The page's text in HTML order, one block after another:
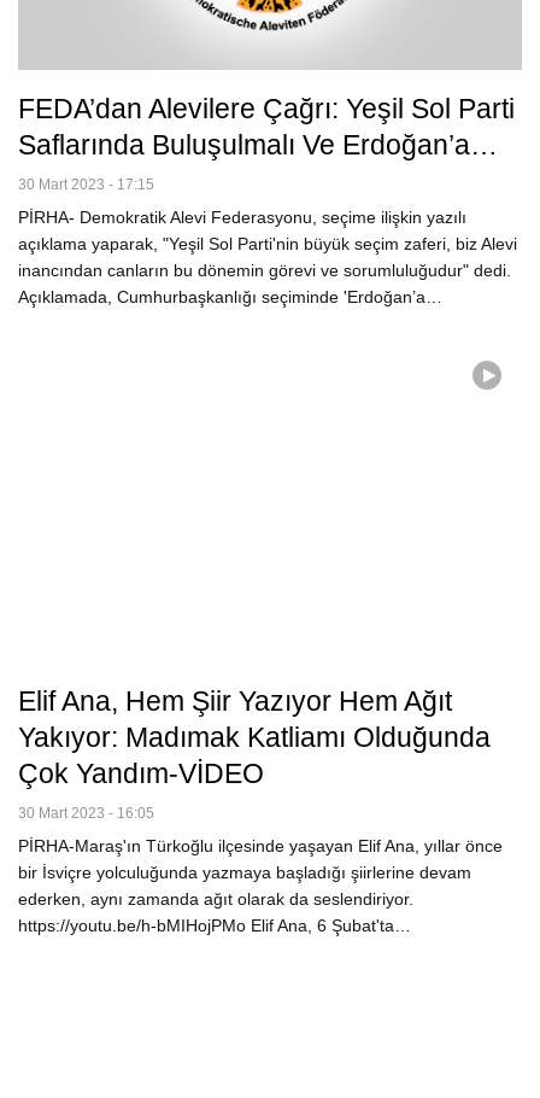
FEDA’dan Alevilere Çağrı: Yeşil Sol Parti
Saflarında Buluşulmalı Ve Erdoğan’a…
30 Mart 2023 - 17:15
PİRHA- Demokratik Alevi Federasyonu, seçime ilişkin yazılı
açıklama yaparak, "Yeşil Sol Parti'nin büyük seçim zaferi, biz Alevi
inancından canların bu dönemin görevi ve sorumluluğudur" dedi.
Açıklamada, Cumhurbaşkanlığı seçiminde 'Erdoğan’a…
Elif Ana, Hem Şiir Yazıyor Hem Ağıt
Yakıyor: Madımak Katliamı Olduğunda
Çok Yandım-VİDEO
30 Mart 2023 - 16:05
PİRHA-Maraş'ın Türkoğlu ilçesinde yaşayan Elif Ana, yıllar önce
bir İsviçre yolculuğunda yazmaya başladığı şiirlerine devam
ederken, aynı zamanda ağıt olarak da seslendiriyor.
https://youtu.be/h-bMIHojPMo Elif Ana, 6 Şubat'ta…